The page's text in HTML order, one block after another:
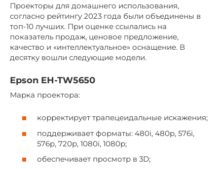
Проекторы для домашнего использования,
согласно рейтингу 2023 года были объединены в
топ-10 лучших. При оценке ссылались на
показатель продаж, ценовое предложение,
качество и «интеллектуальное» оснащение. В
десятку вошли следующие модели.
Epson EH-TW5650
Марка проектора:
корректирует трапецеидальные искажения;
поддерживает форматы: 480i, 480p, 576i,
576p, 720p, 1080i, 1080p;
обеспечивает просмотр в 3D;